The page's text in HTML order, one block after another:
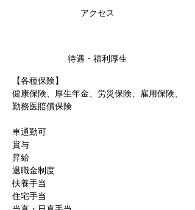
アクセス
待遇・福利厚生
【各種保険】
健康保険、厚生年金、労災保険、雇用保険、
勤務医賠償保険
車通勤可
賞与
昇給
退職金制度
扶養手当
住宅手当